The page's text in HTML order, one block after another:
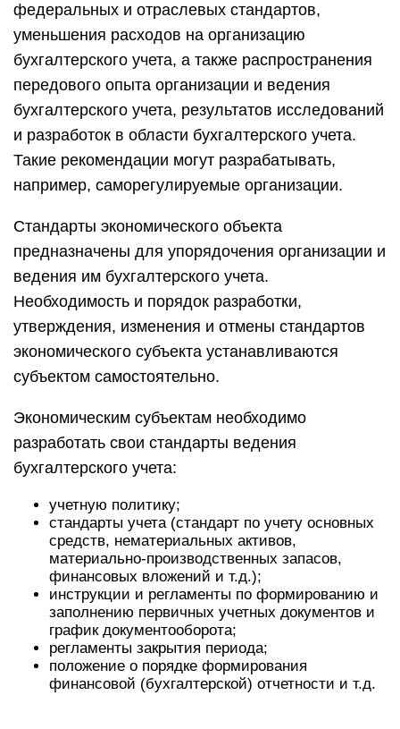
федеральных и отраслевых стандартов,
уменьшения расходов на организацию
бухгалтерского учета, а также распространения
передового опыта организации и ведения
бухгалтерского учета, результатов исследований
и разработок в области бухгалтерского учета.
Такие рекомендации могут разрабатывать,
например, саморегулируемые организации.
Стандарты экономического объекта
предназначены для упорядочения организации и
ведения им бухгалтерского учета.
Необходимость и порядок разработки,
утверждения, изменения и отмены стандартов
экономического субъекта устанавливаются
субъектом самостоятельно.
Экономическим субъектам необходимо
разработать свои стандарты ведения
бухгалтерского учета:
учетную политику;
стандарты учета (стандарт по учету основных
средств, нематериальных активов,
материально-производственных запасов,
финансовых вложений и т.д.);
инструкции и регламенты по формированию и
заполнению первичных учетных документов и
график документооборота;
регламенты закрытия периода;
положение о порядке формирования
финансовой (бухгалтерской) отчетности и т.д.